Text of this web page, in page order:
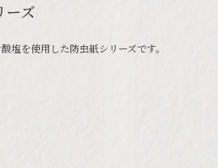
ーズ
塩を使用した防虫紙シリーズです。